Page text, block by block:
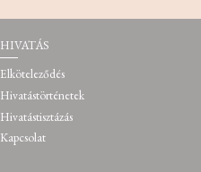
HIVATÁS
Elköteleződés
Hivatástörténetek
Hivatástisztázás
Kapcsolat